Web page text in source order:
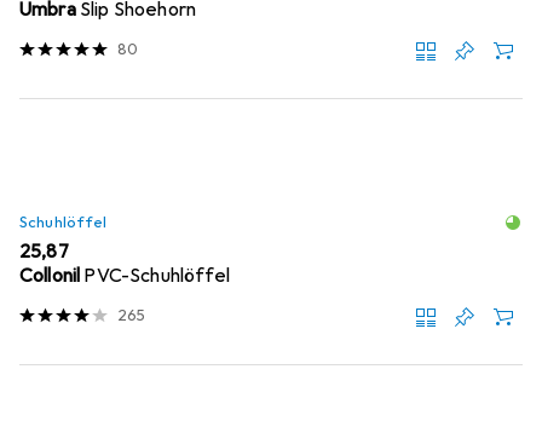
Umbra Slip Shoehorn
80
Schuhlöffel
EUR
25,87
Collonil PVC-Schuhlöffel
265